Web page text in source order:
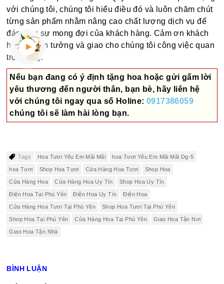
với chúng tôi, chúng tôi hiểu điều đó và luôn chăm chút
từng sản phẩm nhằm nâng cao chất lượng dịch vụ để
đáp ứng sự mong đợi của khách hàng. Cảm ơn khách
hàng đã tin tưởng và giao cho chúng tôi công việc quan
trọng này.
Nếu bạn đang có ý định tặng hoa hoặc gửi gấm lời
yêu thương đến người thân, bạn bè, hãy liên hệ
với chúng tôi ngay qua số Holine:0917386059
chúng tôi sẽ làm hài lòng bạn.
Tags Hoa Tươi Yêu Em Mãi Mãi hoa Tươi Yêu Em Mãi Mãi Dg-5
hoa Tươi Shop Hoa Tươi Cửa Hàng Hoa Tươi Shop Hoa
Cửa Hàng Hoa Cửa Hàng Hoa Uy Tín Shop Hoa Uy Tín
Điện Hoa Tại Phú Yên Điện Hoa Uy Tín Điện Hoa
Cửa Hàng Hoa Tươi Tại Phú Yên Shop Hoa Tươi Tại Phú Yên
Shop Hoa Tại Phú Yên Cửa Hàng Hoa Tại Phú Yên Giao Hoa Tận Nơi
Giao Hoa Tận Nhà
BÌNH LUẬN